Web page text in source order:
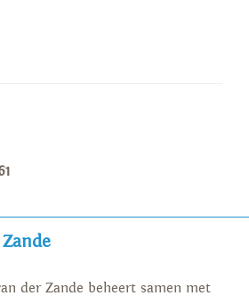
der Zande beheert samen met